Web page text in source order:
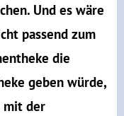
Und es wäre
passend zum
die
geben würde,
mit der